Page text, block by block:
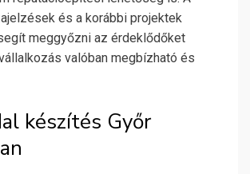
és a korábbi projektek
meggyőzni az érdeklődőket
valóban megbízható és
készítés Győr